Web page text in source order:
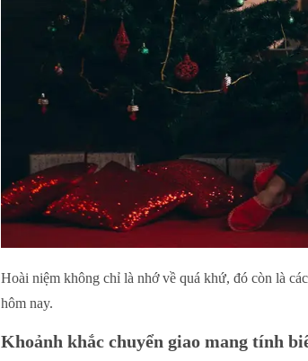
Hoài niệm không chỉ là nhớ về quá khứ, đó còn là
hôm nay.
Khoảnh khắc chuyển giao mang tính